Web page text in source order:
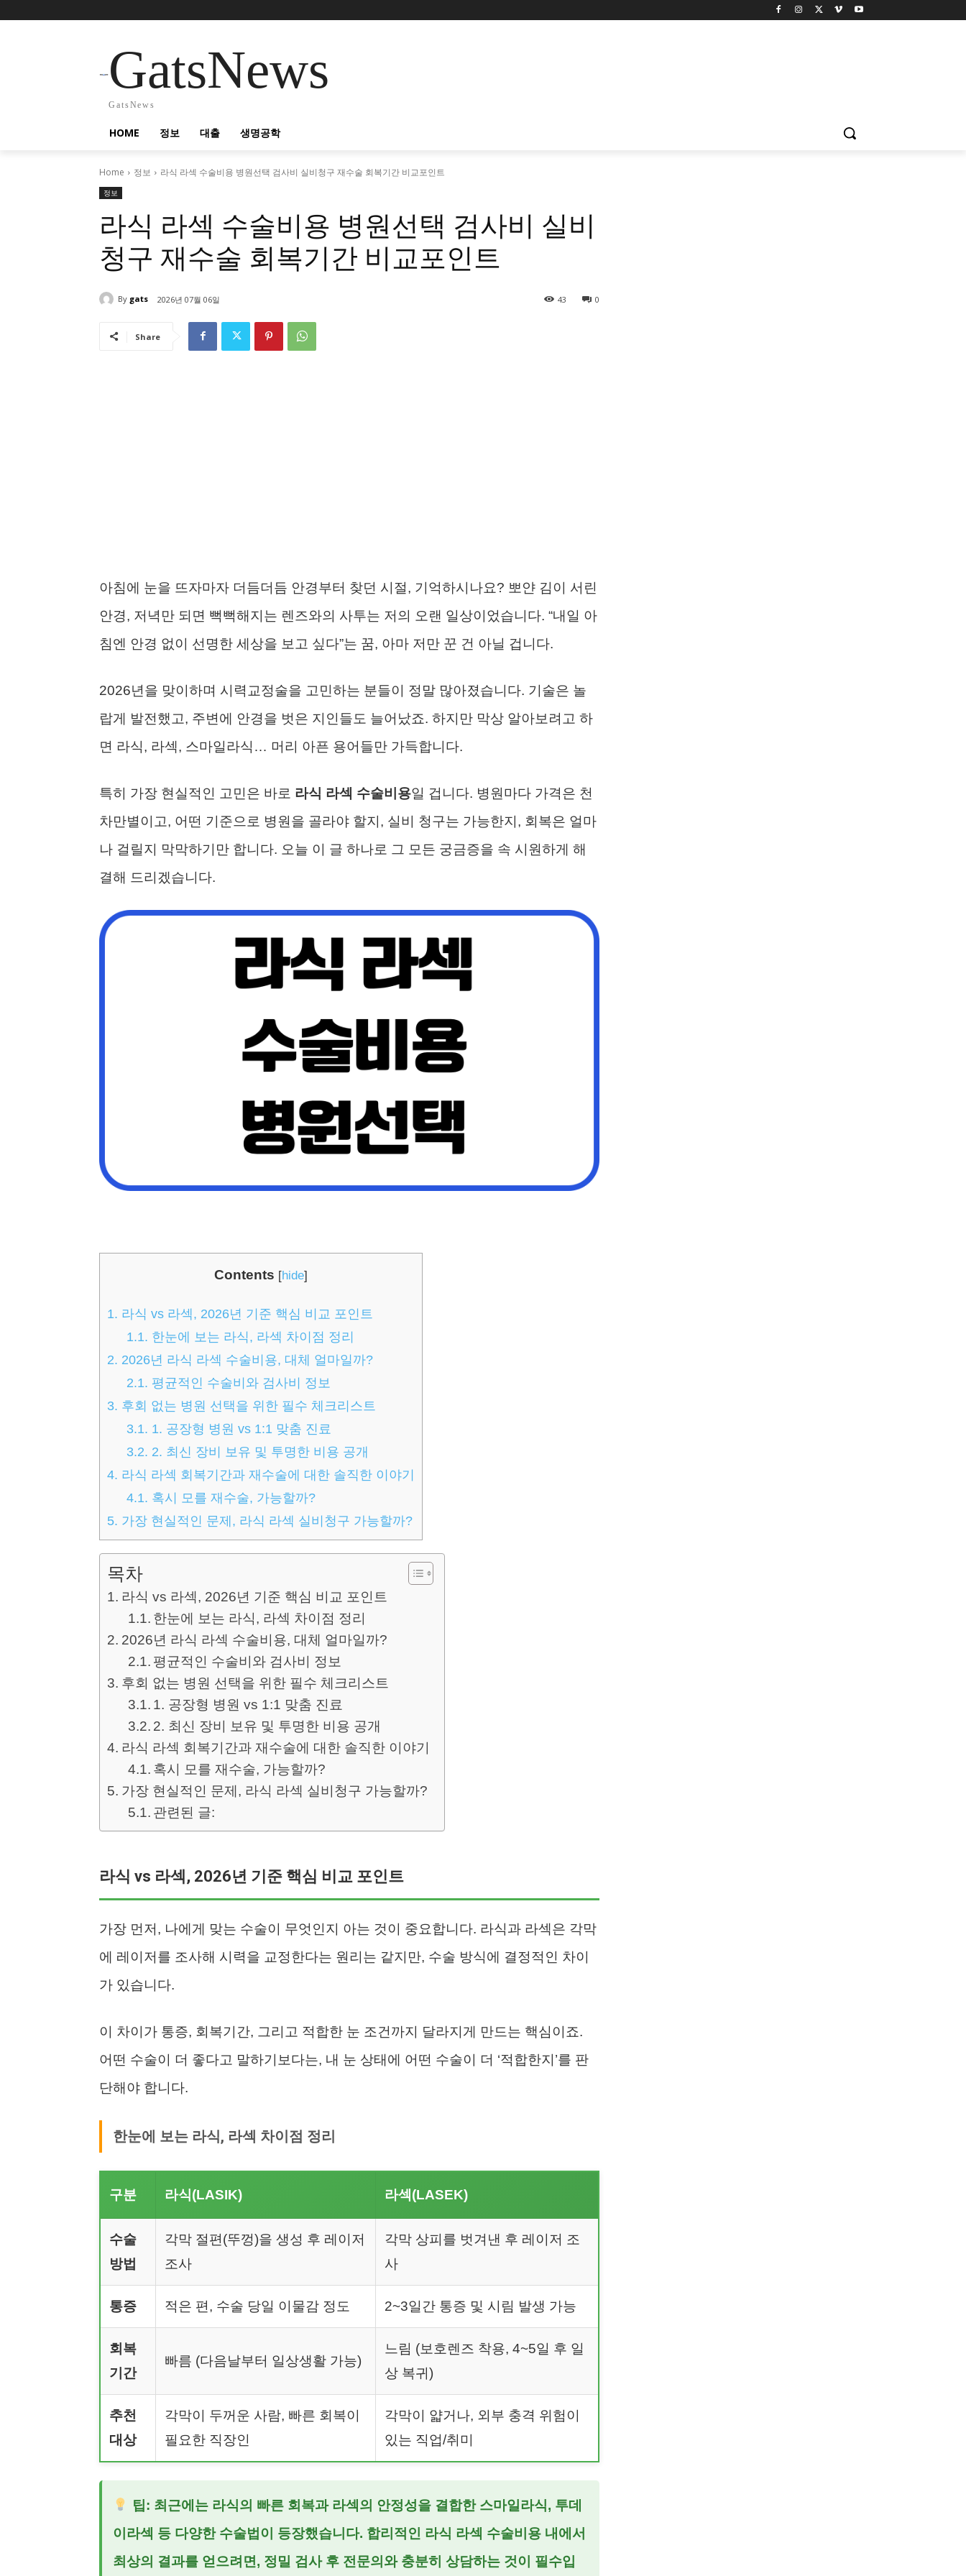
GatsNews
GatsNews
HOME 정보 대출 생명공학
Home 정보 라식 라섹 수술비용 병원선택 검사비 실비청구 재수술 회복기간 비교포인트
정보
라식 라섹 수술비용 병원선택 검사비 실비
청구 재수술 회복기간 비교포인트
By gats 2026년 07월 06일 0
43
Share
아침에 눈을 뜨자마자 더듬더듬 안경부터 찾던 시절, 기억하시나요? 뽀얀 김이 서린
안경, 저녁만 되면 뻑뻑해지는 렌즈와의 사투는 저의 오랜 일상이었습니다. “내일 아
침엔 안경 없이 선명한 세상을 보고 싶다”는 꿈, 아마 저만 꾼 건 아닐 겁니다.
2026년을 맞이하며 시력교정술을 고민하는 분들이 정말 많아졌습니다. 기술은 놀
랍게 발전했고, 주변에 안경을 벗은 지인들도 늘어났죠. 하지만 막상 알아보려고 하
면 라식, 라섹, 스마일라식… 머리 아픈 용어들만 가득합니다.
특히 가장 현실적인 고민은 바로 라식 라섹 수술비용일 겁니다. 병원마다 가격은 천
차만별이고, 어떤 기준으로 병원을 골라야 할지, 실비 청구는 가능한지, 회복은 얼마
나 걸릴지 막막하기만 합니다. 오늘 이 글 하나로 그 모든 궁금증을 속 시원하게 해
결해 드리겠습니다.
Contents [hide]
1. 라식 vs 라섹, 2026년 기준 핵심 비교 포인트
1.1. 한눈에 보는 라식, 라섹 차이점 정리
2. 2026년 라식 라섹 수술비용, 대체 얼마일까?
2.1. 평균적인 수술비와 검사비 정보
3. 후회 없는 병원 선택을 위한 필수 체크리스트
3.1. 1. 공장형 병원 vs 1:1 맞춤 진료
3.2. 2. 최신 장비 보유 및 투명한 비용 공개
4. 라식 라섹 회복기간과 재수술에 대한 솔직한 이야기
4.1. 혹시 모를 재수술, 가능할까?
5. 가장 현실적인 문제, 라식 라섹 실비청구 가능할까?
목차
라식 vs 라섹, 2026년 기준 핵심 비교 포인트
한눈에 보는 라식, 라섹 차이점 정리
2026년 라식 라섹 수술비용, 대체 얼마일까?
평균적인 수술비와 검사비 정보
후회 없는 병원 선택을 위한 필수 체크리스트
1. 공장형 병원 vs 1:1 맞춤 진료
2. 최신 장비 보유 및 투명한 비용 공개
라식 라섹 회복기간과 재수술에 대한 솔직한 이야기
혹시 모를 재수술, 가능할까?
가장 현실적인 문제, 라식 라섹 실비청구 가능할까?
관련된 글:
라식 vs 라섹, 2026년 기준 핵심 비교 포인트
가장 먼저, 나에게 맞는 수술이 무엇인지 아는 것이 중요합니다. 라식과 라섹은 각막
에 레이저를 조사해 시력을 교정한다는 원리는 같지만, 수술 방식에 결정적인 차이
가 있습니다.
이 차이가 통증, 회복기간, 그리고 적합한 눈 조건까지 달라지게 만드는 핵심이죠.
어떤 수술이 더 좋다고 말하기보다는, 내 눈 상태에 어떤 수술이 더 ‘적합한지’를 판
단해야 합니다.
한눈에 보는 라식, 라섹 차이점 정리
구분 라식(LASIK) 라섹(LASEK)
수술
방법
각막 절편(뚜껑)을 생성 후 레이저
조사
각막 상피를 벗겨낸 후 레이저 조
사
통증 적은 편, 수술 당일 이물감 정도 2~3일간 통증 및 시림 발생 가능
회복
기간
빠름 (다음날부터 일상생활 가능)
느림 (보호렌즈 착용, 4~5일 후 일
상 복귀)
추천
대상
각막이 두꺼운 사람, 빠른 회복이
필요한 직장인
각막이 얇거나, 외부 충격 위험이
있는 직업/취미
팁: 최근에는 라식의 빠른 회복과 라섹의 안정성을 결합한 스마일라식, 투데
이라섹 등 다양한 수술법이 등장했습니다. 합리적인 라식 라섹 수술비용 내에서
최상의 결과를 얻으려면, 정밀 검사 후 전문의와 충분히 상담하는 것이 필수입